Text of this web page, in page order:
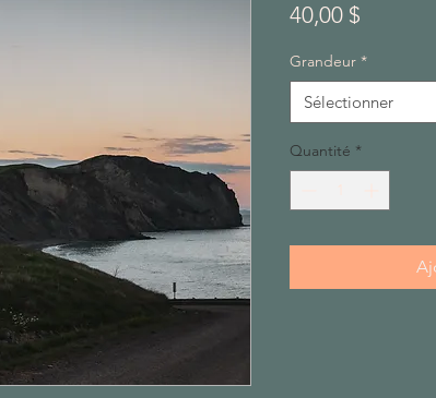
40,00 $
Grandeur *
Sélectionner
Quantité *